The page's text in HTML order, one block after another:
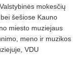
mokesčių
šešiose Kauno
miesto muziejaus
meno ir muzikos
VDU